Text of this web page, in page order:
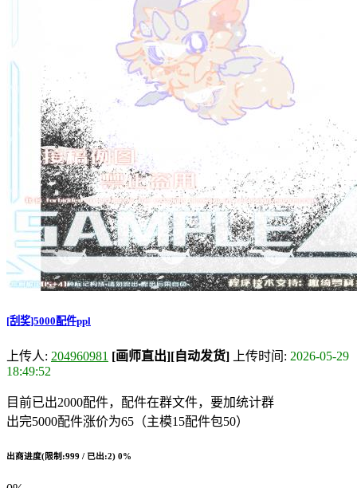
[刮奖]5000配件ppl
上传人: 204960981 [画师直出][自动发货] 上传时间: 2026-05-29
18:49:52
目前已出2000配件，配件在群文件，要加统计群
出完5000配件涨价为65（主模15配件包50）
出商进度(限制:999 / 已出:2) 0%